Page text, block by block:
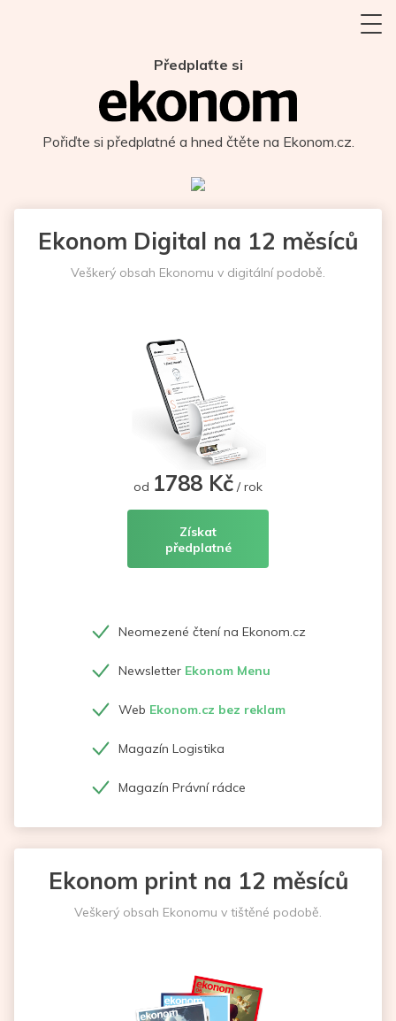
Předplaťte si
Pořiďte si předplatné a hned čtěte na Ekonom.cz.
Ekonom Digital na 12 měsíců
Veškerý obsah Ekonomu v digitální podobě.
od 1788 Kč / rok
Získat
předplatné
Neomezené čtení na Ekonom.cz
Newsletter Ekonom Menu
Web Ekonom.cz bez reklam
Magazín Logistika
Magazín Právní rádce
Ekonom print na 12 měsíců
Veškerý obsah Ekonomu v tištěné podobě.